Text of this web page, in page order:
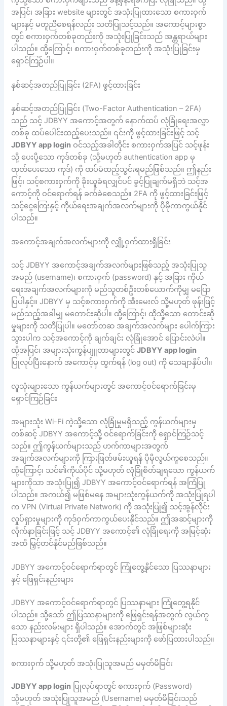
အပြင်၊ အခြား website များတွင် အသုံးပြုထားသော စကားဝှက်
များနှင့် မတူညီစေရန်လည်း သတိပြုသင့်သည်။ အကောင့်များစွာ
တွင် စကားဝှက်တစ်ခုတည်းကို အသုံးပြုခြင်းသည် အန္တရာယ်များ
ပါသည်။ ထို့ကြောင့်၊ စကားဝှက်တစ်ခုတည်းကို အသုံးပြုခြင်းမှ
ရှောင်ကြဉ်ပါ။
နှစ်ဆင့်အတည်ပြုခြင်း (2FA) ဖွင့်ထားခြင်း
နှစ်ဆင့်အတည်ပြုခြင်း (Two-Factor Authentication – 2FA)
သည် သင့် JDBYY အကောင့်အတွက် နောက်ထပ် လုံခြုံရေးအလွှာ
တစ်ခု ထပ်ပေါင်းထည့်ပေးသည်။ ၎င်းကို ဖွင့်ထားခြင်းဖြင့် သင့်
JDBYY app login ဝင်သည့်အခါတိုင်း စကားဝှက်အပြင် သင့်ဖုန်း
သို့ ပေးပို့သော ကုဒ်တစ်ခု (သို့မဟုတ် authentication app မှ
ထုတ်ပေးသော ကုဒ်) ကို ထပ်မံထည့်သွင်းရမည်ဖြစ်သည်။ ဤနည်း
ဖြင့်၊ သင့်စကားဝှက်ကို ခိုးယူခံရလျှင်ပင် ခွင့်ပြုချက်မရှိဘဲ သင့်အ
ကောင့်ကို ဝင်ရောက်ရန် ခက်ခဲစေသည်။ 2FA ကို ဖွင့်ထားခြင်းဖြင့်
သင့်ငွေကြေးနှင့် ကိုယ်ရေးအချက်အလက်များကို ပိုမိုကာကွယ်နိုင်
ပါသည်။
အကောင့်အချက်အလက်များကို လျှို့ဝှက်ထားရှိခြင်း
သင့် JDBYY အကောင့်အချက်အလက်များဖြစ်သည့် အသုံးပြုသူ
အမည် (username)၊ စကားဝှက် (password) နှင့် အခြား ကိုယ်
ရေးအချက်အလက်များကို မည်သူတစ်ဦးတစ်ယောက်ကိုမျှ မပြော
ပြပါနှင့်။ JDBYY မှ သင့်စကားဝှက်ကို အီးမေးလ် သို့မဟုတ် ဖုန်းဖြင့်
မည်သည့်အခါမျှ မတောင်းဆိုပါ။ ထို့ကြောင့်၊ ထိုသို့သော တောင်းဆို
မှုများကို သတိပြုပါ။ မတော်တဆ အချက်အလက်များ ပေါက်ကြား
သွားပါက သင့်အကောင့်ကို ချက်ချင်း လုံခြုံအောင် ပြောင်းလဲပါ။
ထို့အပြင်၊ အများသုံးကွန်ပျူတာများတွင်JDBYY app login
ပြုလုပ်ပြီးနောက် အကောင့်မှ ထွက်ရန် (log out) ကို သေချာနှိပ်ပါ။
လူသုံးများသော ကွန်ယက်များတွင် အကောင့်ဝင်ရောက်ခြင်းမှ
ရှောင်ကြဉ်ခြင်း
အများသုံး Wi-Fi ကဲ့သို့သော လုံခြုံမှုမရှိသည့် ကွန်ယက်များမှ
တစ်ဆင့် JDBYY အကောင့်သို့ ဝင်ရောက်ခြင်းကို ရှောင်ကြဉ်သင့်
သည်။ ဤကွန်ယက်များသည် ဟက်ကာများအတွက်
အချက်အလက်များကို ကြားဖြတ်ဖမ်းယူရန် ပိုမိုလွယ်ကူစေသည်။
ထို့ကြောင့်၊ သင်၏ကိုယ်ပိုင် သို့မဟုတ် လုံခြုံစိတ်ချရသော ကွန်ယက်
များကိုသာ အသုံးပြု၍ JDBYY အကောင့်ဝင်ရောက်ရန် အကြံပြု
ပါသည်။ အကယ်၍ မဖြစ်မနေ အများသုံးကွန်ယက်ကို အသုံးပြုရပါ
က VPN (Virtual Private Network) ကို အသုံးပြု၍ သင့်အွန်လိုင်း
လှုပ်ရှားမှုများကို ကုဒ်ဝှက်ကာကွယ်ပေးနိုင်သည်။ ဤအဆင့်များကို
လိုက်နာခြင်းဖြင့် သင့် JDBYY အကောင့်၏ လုံခြုံရေးကို အမြင့်ဆုံး
အထိ မြှင့်တင်နိုင်မည်ဖြစ်သည်။
JDBYY အကောင့်ဝင်ရောက်ရာတွင် ကြုံတွေ့နိုင်သော ပြဿနာများ
နှင့် ဖြေရှင်းနည်းများ
JDBYY အကောင့်ဝင်ရောက်ရာတွင် ပြဿနာများ ကြုံတွေ့ရနိုင်
ပါသည်။ သို့သော် ဤပြဿနာများကို ဖြေရှင်းရန်အတွက် လွယ်ကူ
သော နည်းလမ်းများ ရှိပါသည်။ အောက်တွင် အဖြစ်များဆုံး
ပြဿနာများနှင့် ၎င်းတို့၏ ဖြေရှင်းနည်းများကို ဖော်ပြထားပါသည်။
စကားဝှက် သို့မဟုတ် အသုံးပြုသူအမည် မမှတ်မိခြင်း
JDBYY app login ပြုလုပ်ရာတွင် စကားဝှက် (Password)
သို့မဟုတ် အသုံးပြုသူအမည် (Username) မမှတ်မိခြင်းသည်